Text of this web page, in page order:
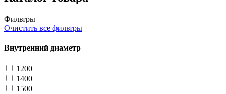
Фильтры
Очистить все фильтры
Внутренний диаметр
1200
1400
1500